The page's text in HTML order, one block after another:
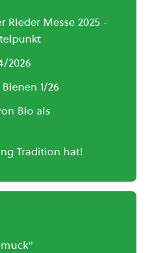
Rieder Messe 2025 -
2026
1/26
Bio als
Tradition hat!